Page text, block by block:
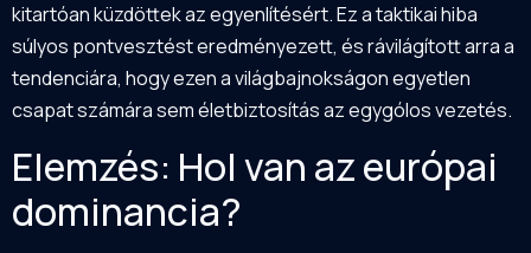
kitartóan küzdöttek az egyenlítésért. Ez a taktikai hiba
súlyos pontvesztést eredményezett, és rávilágított arra a
tendenciára, hogy ezen a világbajnokságon egyetlen
csapat számára sem életbiztosítás az egygólos vezetés.
Elemzés: Hol van az európai
dominancia?